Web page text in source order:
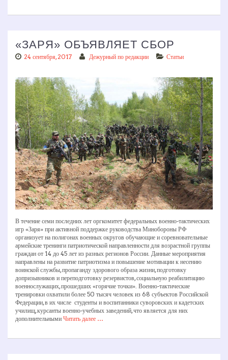
«ЗАРЯ» ОБЪЯВЛЯЕТ СБОР
24 сентября, 2017 Дежурный по редакции Статьи
В течение семи последних лет оргкомитет федеральных военно­-тактических
игр «Заря» при активной поддержке руководства Минобороны РФ
организует на полигонах военных округов обучающие и соревновательные
армейские тренинги патриотической направленности для возрастной группы
граждан от 14 до 45 лет из разных регионов России. Данные мероприятия
направлены на развитие патриотизма и повышение мотивации к несению
воинской службы, пропаганду здорового образа жизни, подготовку
допризывников и переподготовку резервистов, социальную реабилитацию
военнослужащих, прошедших «горячие точки». Военно­-тактические
тренировки охватили более 50 тысяч человек из 68 субъектов Российской
Федерации, в их числе ­ студенты и воспитанники суворовских и кадетских
училищ, курсанты военно-­учебных заведений, что является для них
дополнительными Читать далее …